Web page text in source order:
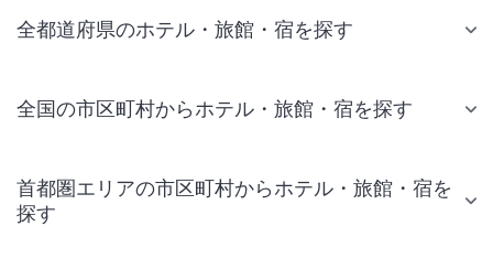
全都道府県のホテル・旅館・宿を探す
全国の市区町村からホテル・旅館・宿を探す
首都圏エリアの市区町村からホテル・旅館・宿を
探す